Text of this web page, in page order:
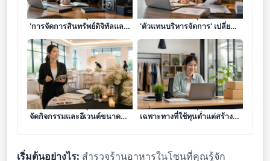
เจาะลึก 8 โมเดลธุรกิจบริการ
'การจัดการสินทรัพย์ดิจิทัลและ
มรดกออนไลน์' เปลี่ยนความ
รอบคอบให้เป็นรายได้ระดับผู้
เชี่ยวชาญ
เจาะลึก 8 โมเดลธุรกิจบริการ
'ตัวแทนบริหารจัดการ' เปลี่ยน
ความละเอียดรอบคอบให้เป็น
รายได้เสริมสุดพิเศษ
เจาะลึก 8 โมเดลธุรกิจบริการ
จัดกิจกรรมและอีเวนต์ขนาด
เจาะลึก 7 โมเดลธุรกิจบริการ
เฉพาะทางที่ใช้ทุนต่ำแต่สร้าง
เริ่มต้นอย่างไร: สำรวจร้านอาหารในโซนที่คุณรู้จัก